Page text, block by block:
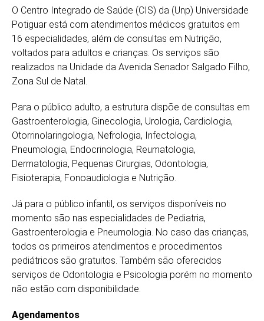
O Centro Integrado de Saúde (CIS) da (Unp) Universidade
Potiguar está com atendimentos médicos gratuitos em
16 especialidades, além de consultas em Nutrição,
voltados para adultos e crianças. Os serviços são
realizados na Unidade da Avenida Senador Salgado Filho,
Zona Sul de Natal.
Para o público adulto, a estrutura dispõe de consultas em
Gastroenterologia, Ginecologia, Urologia, Cardiologia,
Otorrinolaringologia, Nefrologia, Infectologia,
Pneumologia, Endocrinologia, Reumatologia,
Dermatologia, Pequenas Cirurgias, Odontologia,
Fisioterapia, Fonoaudiologia e Nutrição.
Já para o público infantil, os serviços disponíveis no
momento são nas especialidades de Pediatria,
Gastroenterologia e Pneumologia. No caso das crianças,
todos os primeiros atendimentos e procedimentos
pediátricos são gratuitos. Também são oferecidos
serviços de Odontologia e Psicologia porém no momento
não estão com disponibilidade.
Agendamentos